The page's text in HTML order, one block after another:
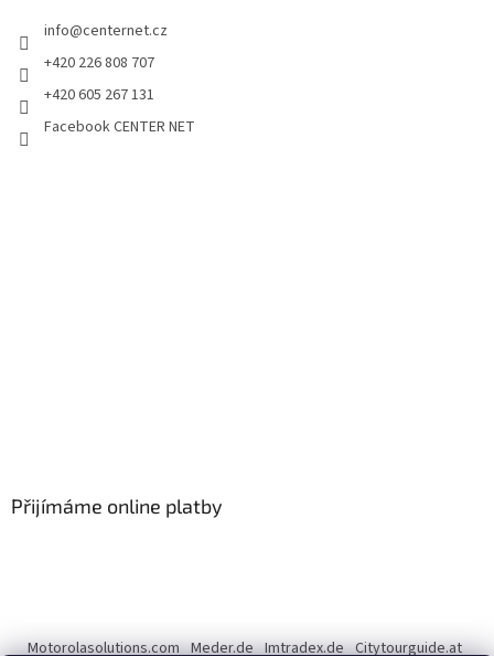
info@centernet.cz
+420 226 808 707
+420 605 267 131
Facebook CENTER NET
Přijímáme online platby
Motorolasolutions.com Meder.de Imtradex.de Citytourguide.at